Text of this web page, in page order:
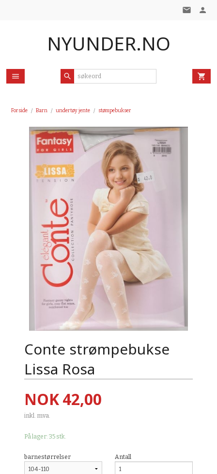
NYUNDER.NO
Forside Barn undertøy jente stømpebukser
Conte strømpebukse
Lissa Rosa
Pris
NOK42,00
inkl. mva.
På lager: 35 stk.
barnestørrelser Antall